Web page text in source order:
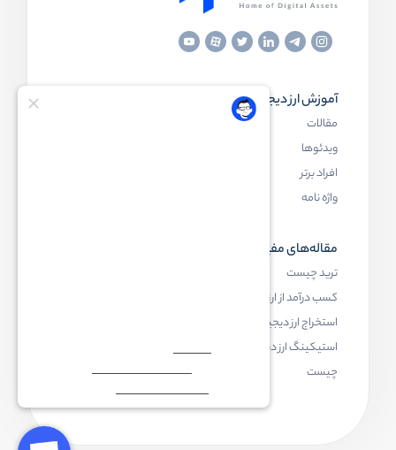
آموزش ارز دیجیتال
مقالات
ویدئوها
افراد برتر
واژه نامه
مقاله‌های مفید
ترید چیست
کسب درآمد از ارز دیجیتال
استخراج ارز دیجیتال چیست
استیکینگ ارز دیجیتال
چیست